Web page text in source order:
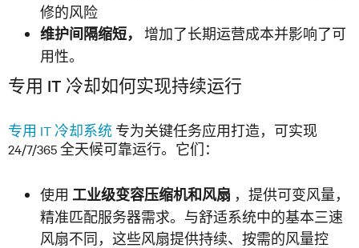
修的风险
维护间隔缩短，
增加了长期运营成本并影响了可
用性。
专用 IT 冷却如何实现持续运行
专用 IT 冷却系统 专为关键任务应用打造，可实现
24/7/365 全天候可靠运行。它们：
使用 工业级变容压缩机和风扇 ，提供可变风量，
精准匹配服务器需求。与舒适系统中的基本三速
风扇不同，这些风扇提供持续、按需的风量控